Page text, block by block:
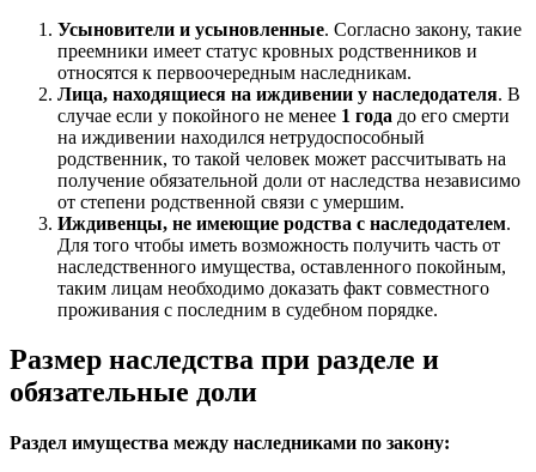
Усыновители и усыновленные. Согласно закону, такие
преемники имеет статус кровных родственников и
относятся к первоочередным наследникам.
Лица, находящиеся на иждивении у наследодателя. В
случае если у покойного не менее 1 года до его смерти
на иждивении находился нетрудоспособный
родственник, то такой человек может рассчитывать на
получение обязательной доли от наследства независимо
от степени родственной связи с умершим.
Иждивенцы, не имеющие родства с наследодателем.
Для того чтобы иметь возможность получить часть от
наследственного имущества, оставленного покойным,
таким лицам необходимо доказать факт совместного
проживания с последним в судебном порядке.
Размер наследства при разделе и
обязательные доли
Раздел имущества между наследниками по закону: